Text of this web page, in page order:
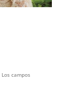
Los campos